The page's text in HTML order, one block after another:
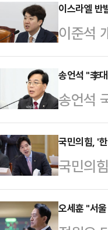
경솔한
페이스
직접 거
로 항의
트 추모
적 결례
이스라엘
이준석
라엘 정
켰다고
목적하
어 버렸
상황을
공식적
말했다.
송언석 "李
송언석
에서 공
한 외교
에 "이
성명을
다"며
국민의힘, '
국민의
것은 수
에서 기
오세훈 "서